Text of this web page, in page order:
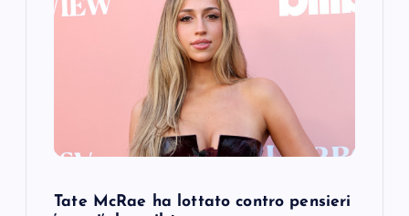
Tate McRae ha lottato contro pensieri